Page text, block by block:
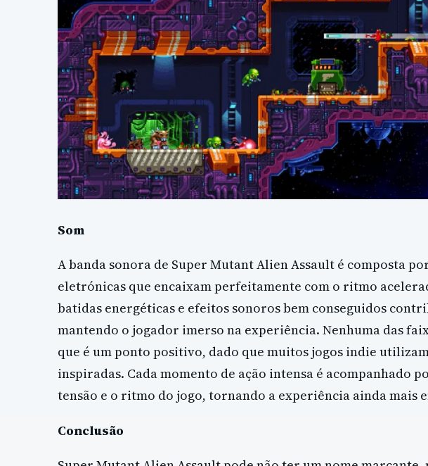
Som
A banda sonora de Super Mutant Alien Assault é composta
eletrónicas que encaixam perfeitamente com o ritmo
batidas energéticas e efeitos sonoros bem conseguidos
mantendo o jogador imerso na experiência. Nenhuma das
que é um ponto positivo, dado que muitos jogos indie
inspiradas. Cada momento de ação intensa é acompanhado
tensão e o ritmo do jogo, tornando a experiência ainda mais
Conclusão